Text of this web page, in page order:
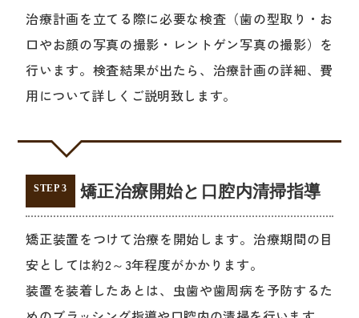
治療計画を立てる際に必要な検査（歯の型取り・お
口やお顔の写真の撮影・レントゲン写真の撮影）を
行います。検査結果が出たら、治療計画の詳細、費
用について詳しくご説明致します。
STEP 3 矯正治療開始と口腔内清掃指導
矯正装置をつけて治療を開始します。治療期間の目
安としては約2～3年程度がかかります。
装置を装着したあとは、虫歯や歯周病を予防するた